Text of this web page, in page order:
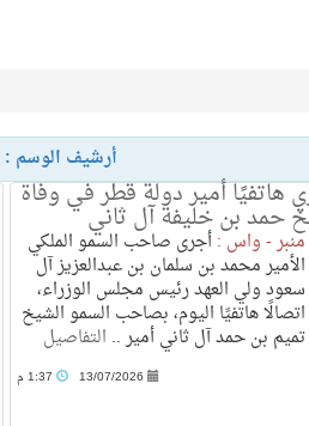
أرشيف الوسم :
هاتفيًا أمير دولة قطر في وفاة
حمد بن خليفة آل ثاني
منبر - واس :أجرى صاحب السمو الملكي
الأمير محمد بن سلمان بن عبدالعزيز آل
سعود ولي العهد رئيس مجلس الوزراء،
اتصالًا هاتفيًا اليوم، بصاحب السمو الشيخ
تميم بن حمد آل ثاني أمير .. التفاصيل
13/07/2026